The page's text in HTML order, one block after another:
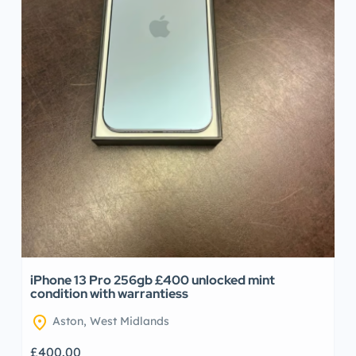
iPhone 13 Pro 256gb £400 unlocked mint
condition with warrantiess
location_on Aston, West Midlands
£400.00